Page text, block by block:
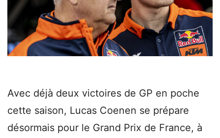
Avec déjà deux victoires de GP en poche
cette saison, Lucas Coenen se prépare
désormais pour le Grand Prix de France, à